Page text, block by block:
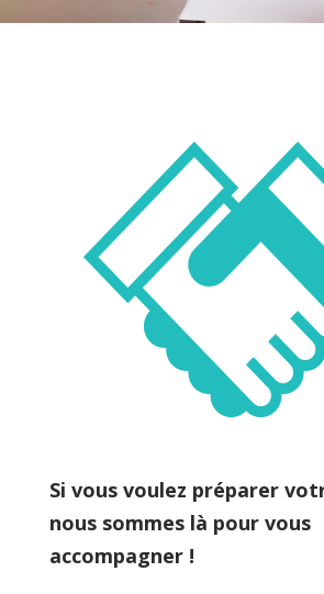
Si vous voulez préparer
nous sommes là pour vous
accompagner !